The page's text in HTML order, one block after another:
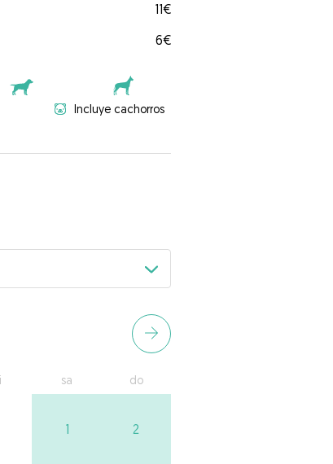
11€
6€
Incluye cachorros
sa do
1 2